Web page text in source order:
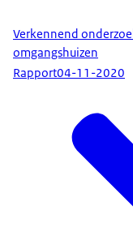
Verkennend
omgangshuizen
Rapport04-11-2020